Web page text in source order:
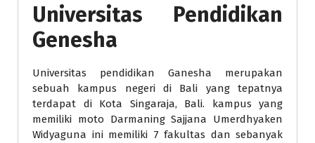
Universitas Pendidikan
Genesha
Universitas pendidikan Ganesha merupakan
sebuah kampus negeri di Bali yang tepatnya
terdapat di Kota Singaraja, Bali. kampus yang
memiliki moto Darmaning Sajjana Umerdhyaken
Widyaguna ini memiliki 7 fakultas dan sebanyak